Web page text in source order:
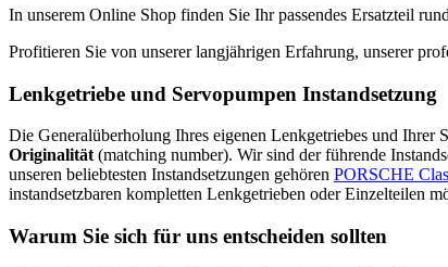
In unserem Online Shop finden Sie Ihr passendes Ersatzteil
Profitieren Sie von unserer langjährigen Erfahrung, unserer
Lenkgetriebe und Servopumpen Instandsetzung
Die Generalüberholung Ihres eigenen Lenkgetriebes und
Originalität(matching number). Wir sind der führende
unseren beliebtesten Instandsetzungen gehören PORSCHE
instandsetzbaren kompletten Lenkgetrieben oder Einzelteilen
Warum Sie sich für uns entscheiden sollten